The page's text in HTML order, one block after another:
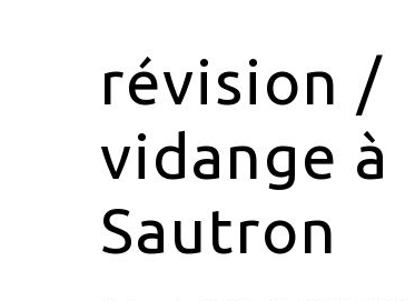
révision /
vidange à
Sautron